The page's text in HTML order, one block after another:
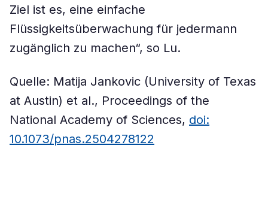
Ziel ist es, eine einfache
Flüssigkeitsüberwachung für jedermann
zugänglich zu machen“, so Lu.
Quelle: Matija Jankovic (University of Texas
at Austin) et al., Proceedings of the
National Academy of Sciences, doi:
10.1073/pnas.2504278122